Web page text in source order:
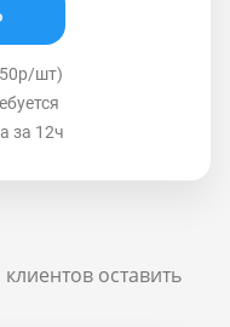
шт)
за 12ч
оставить